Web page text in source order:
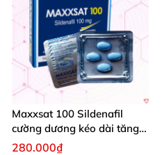
Maxxsat 100 Sildenafil
cường dương kéo dài tăng
cường sinh lý nam
280.000₫